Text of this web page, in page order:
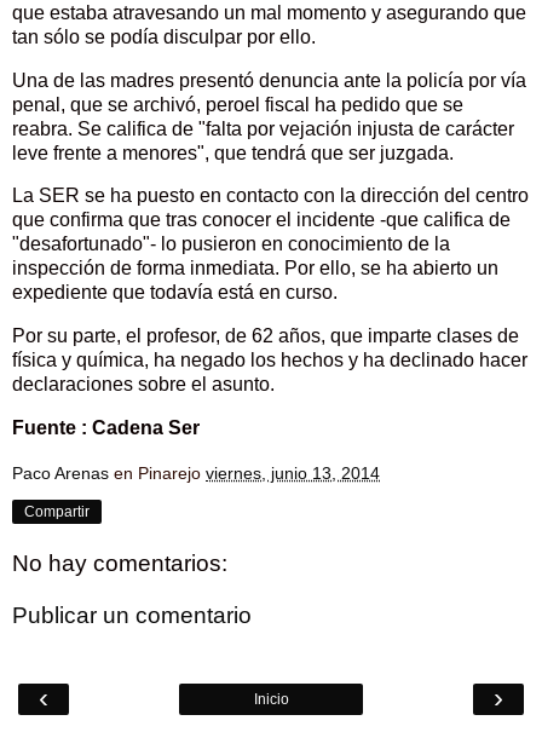
que estaba atravesando un mal momento y asegurando que
tan sólo se podía disculpar por ello.
Una de las madres presentó denuncia ante la policía por vía
penal, que se archivó, peroel fiscal ha pedido que se
reabra. Se califica de "falta por vejación injusta de carácter
leve frente a menores", que tendrá que ser juzgada.
La SER se ha puesto en contacto con la dirección del centro
que confirma que tras conocer el incidente -que califica de
"desafortunado"- lo pusieron en conocimiento de la
inspección de forma inmediata. Por ello, se ha abierto un
expediente que todavía está en curso.
Por su parte, el profesor, de 62 años, que imparte clases de
física y química, ha negado los hechos y ha declinado hacer
declaraciones sobre el asunto.
Fuente : Cadena Ser
Paco Arenas en Pinarejo viernes, junio 13, 2014
Compartir
No hay comentarios:
Publicar un comentario
‹ ›
Inicio